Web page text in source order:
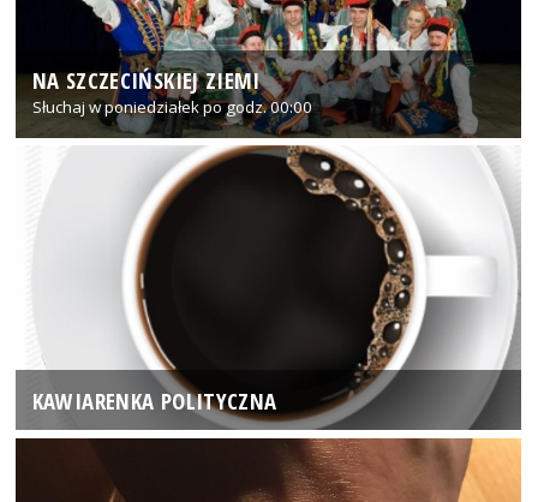
NA SZCZECIŃSKIEJ ZIEMI
Słuchaj w poniedziałek po godz. 00:00
KAWIARENKA POLITYCZNA